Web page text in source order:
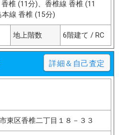
椎 (11分)、香椎線 香椎 (11
線 香椎 (15分)
地上階数 6階建て / RC
詳細＆自己査定
東区香椎二丁目１８－３３